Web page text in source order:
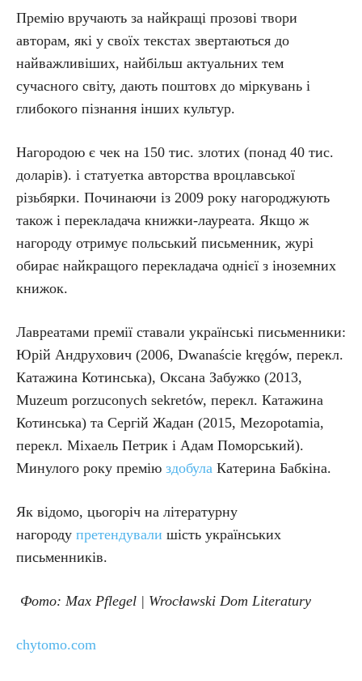
Премію вручають за найкращі прозові твори
авторам, які у своїх текстах звертаються до
найважливіших, найбільш актуальних тем
сучасного світу, дають поштовх до міркувань і
глибокого пізнання інших культур.
Нагородою є чек на 150 тис. злотих (понад 40 тис.
доларів). і статуетка авторства вроцлавської
різьбярки. Починаючи із 2009 року нагороджують
також і перекладача книжки-лауреата. Якщо ж
нагороду отримує польський письменник, журі
обирає найкращого перекладача однієї з іноземних
книжок.
Лавреатами премії ставали українські письменники:
Юрій Андрухович (2006, Dwanaście kręgów, перекл.
Катажина Котинська), Оксана Забужко (2013,
Muzeum porzuconych sekretów, перекл. Катажина
Котинська) та Сергій Жадан (2015, Mezopotamia,
перекл. Міхаель Петрик і Адам Поморський).
Минулого року премію здобула Катерина Бабкіна.
Як відомо, цьогоріч на літературну
нагороду претендували шість українських
письменників.
Фото: Max Pflegel | Wrocławski Dom Literatury
chytomo.com